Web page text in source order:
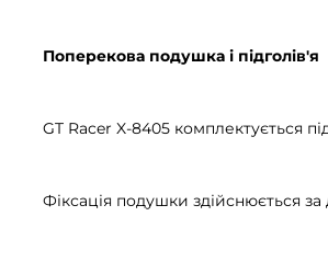
Поперекова подушка і підголів'я
GT Racer X-8405 комплектується
Фіксація подушки здійснюється